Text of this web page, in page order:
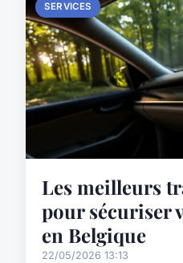
SERVICES
Les meilleurs
pour sécuriser
en Belgique
22/05/2026 13:13